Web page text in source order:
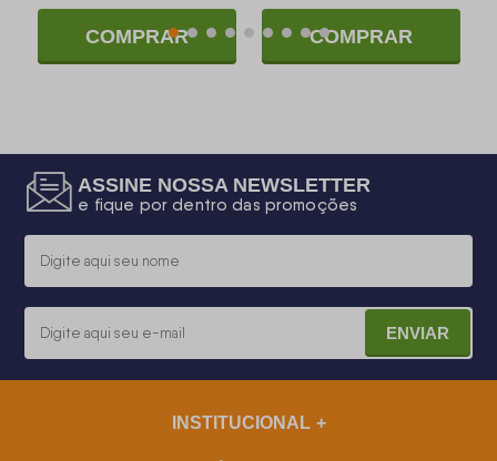
COMPRAR COMPRAR
ASSINE NOSSA NEWSLETTER
e fique por dentro das promoções
ENVIAR
INSTITUCIONAL